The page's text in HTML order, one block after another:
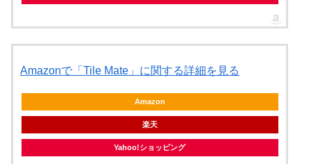
Amazonで「Tile Mate」に関する詳細を見る
Amazon
楽天
Yahoo!ショッピング